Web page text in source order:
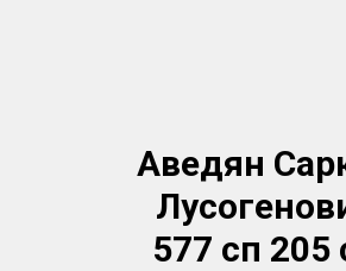
Аведян
577 сп 205